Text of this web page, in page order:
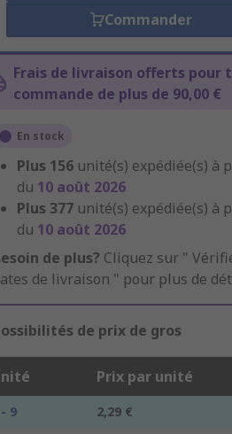
Commander
Frais de livraison offerts pour
commande de plus de 90,00 €
En stock
Plus 156 unité(s) expédiée(s) à
du 10 août 2026
Plus 377 unité(s) expédiée(s) à
du 10 août 2026
de plus? Cliquez sur "
de livraison " pour plus de
de prix de gros
Prix par unité
9
2,29 €